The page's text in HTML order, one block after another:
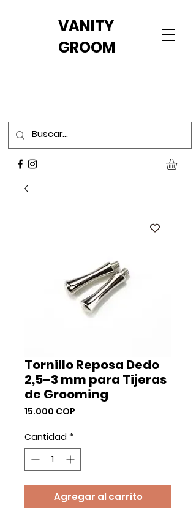
VANITY
GROOM
Tornillo Reposa Dedo
2,5–3 mm para Tijeras
de Grooming
15.000 COP
Cantidad *
Agregar al carrito